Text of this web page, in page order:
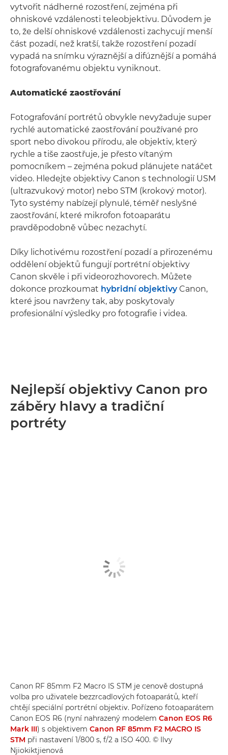
vytvořit nádherné rozostření, zejména při
ohniskové vzdálenosti teleobjektivu. Důvodem je
to, že delší ohniskové vzdálenosti zachycují menší
část pozadí, než kratší, takže rozostření pozadí
vypadá na snímku výraznější a difúznější a pomáhá
fotografovanému objektu vyniknout.
Automatické zaostřování
Fotografování portrétů obvykle nevyžaduje super
rychlé automatické zaostřování používané pro
sport nebo divokou přírodu, ale objektiv, který
rychle a tiše zaostřuje, je přesto vítaným
pomocníkem – zejména pokud plánujete natáčet
video. Hledejte objektivy Canon s technologií USM
(ultrazvukový motor) nebo STM (krokový motor).
Tyto systémy nabízejí plynulé, téměř neslyšné
zaostřování, které mikrofon fotoaparátu
pravděpodobně vůbec nezachytí.
Díky lichotivému rozostření pozadí a přirozenému
oddělení objektů fungují portrétní objektivy
Canon skvěle i při videorozhovorech. Můžete
dokonce prozkoumat hybridní objektivyCanon,
které jsou navrženy tak, aby poskytovaly
profesionální výsledky pro fotografie i videa.
Nejlepší objektivy Canon pro
záběry hlavy a tradiční
portréty
Canon RF 85mm F2 Macro IS STM je cenově dostupná
volba pro uživatele bezzrcadlových fotoaparátů, kteří
chtějí speciální portrétní objektiv. Pořízeno fotoaparátem
Canon EOS R6 (nyní nahrazený modelem Canon EOS R6
Mark III) s objektivem Canon RF 85mm F2 MACRO IS
STM při nastavení 1/800 s, f/2 a ISO 400. © Ilvy
Njiokiktjienová